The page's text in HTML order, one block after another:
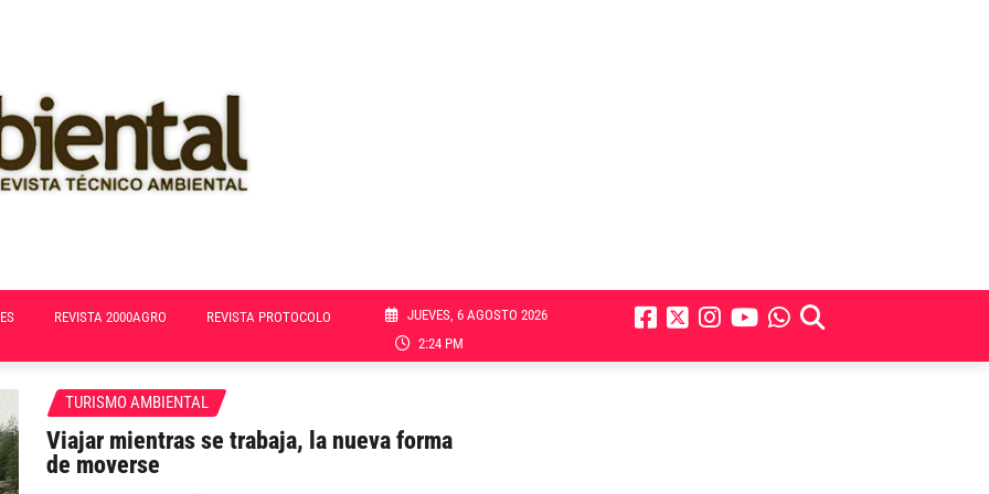
REVISTA 2000AGRO REVISTA PROTOCOLO
JUEVES, 6 AGOSTO 2026
2:24 PM
TURISMO AMBIENTAL
Viajar mientras se trabaja, la nueva forma
de moverse